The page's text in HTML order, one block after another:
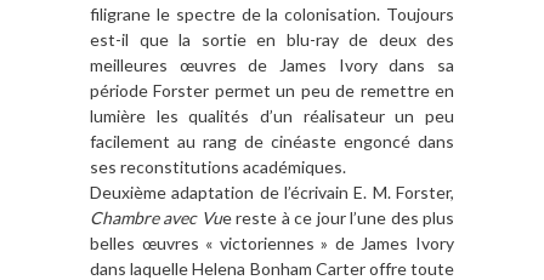
filigrane le spectre de la colonisation. Toujours
est-il que la sortie en blu-ray de deux des
meilleures œuvres de James Ivory dans sa
période Forster permet un peu de remettre en
lumière les qualités d’un réalisateur un peu
facilement au rang de cinéaste engoncé dans
ses reconstitutions académiques.
Deuxième adaptation de l’écrivain E. M. Forster,
Chambre avec Vue reste à ce jour l’une des plus
belles œuvres « victoriennes » de James Ivory
dans laquelle Helena Bonham Carter offre toute